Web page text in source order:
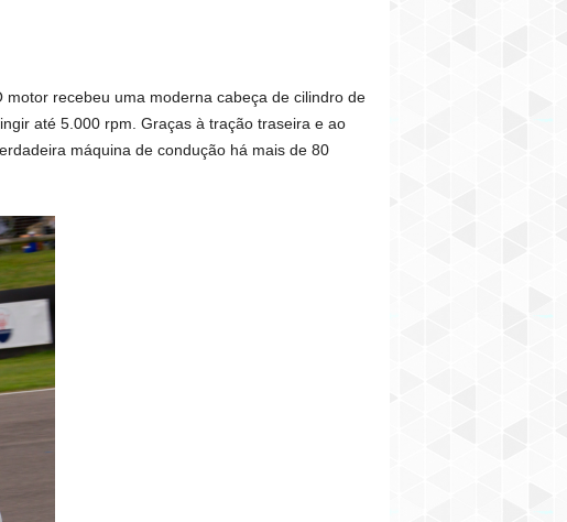
recebeu uma moderna cabeça de cilindro de
até 5.000 rpm. Graças à tração traseira e ao
máquina de condução há mais de 80